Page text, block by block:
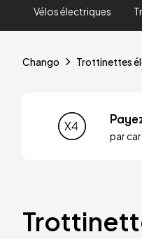
Vélos électriques
Chango Trottinettes
par